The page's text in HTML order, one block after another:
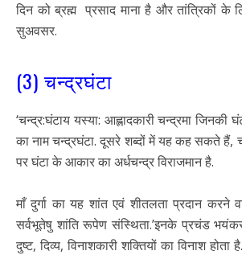
दिन को ब्रह्म प्रसाद माना है और तांत्रिकों के
सुअवसर.
(3) चन्द्रघंटा
‘चन्द्र:घंटाय यस्या: आह्लादकारी चन्द्रमा जिनकी
का नाम चन्द्रघंटा. दूसरे शब्दों में यह कह सकते हैं,
पर घंटा के आकार का अर्धचन्द्र विराजमान है.
माँ दुर्गा का यह शांत एवं शीतलता प्रदान करने
सर्वभूतेषु शांति रूपेण संस्थिता.’इनके प्रचंड
दुष्ट, दिव्य, विनाशकारी शक्तियों का विनाश